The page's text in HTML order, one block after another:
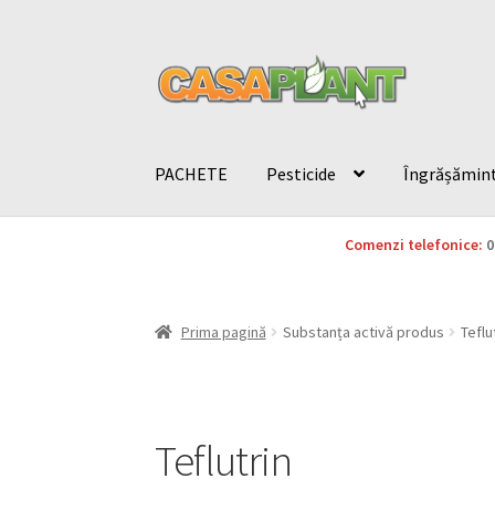
PACHETE Pesticide
Comenzi telefonice:
Prima pagină Substanța activă produs
Teflutrin